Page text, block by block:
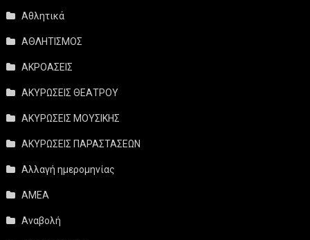
Αθλητικά
ΑΘΛΗΤΙΣΜΟΣ
ΑΚΡΟΑΣΕΙΣ
ΑΚΥΡΩΣΕΙΣ ΘΕΑΤΡΟΥ
ΑΚΥΡΩΣΕΙΣ ΜΟΥΣΙΚΗΣ
ΑΚΥΡΩΣΕΙΣ ΠΑΡΑΣΤΑΣΕΩΝ
Αλλαγή ημερομηνίας
ΑΜΕΑ
Αναβολή